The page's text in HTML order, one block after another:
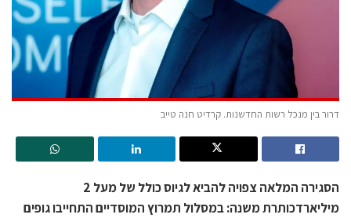
דרור בין מנכל רשות החדשנות. קרדיט חנה טייב
הסגירה המלאה צפויה להביא לגיוס כולל של מעל 2
מיליארדכותרת משנה: במסלול תמרוץ המוסדיים התחייבו גופים